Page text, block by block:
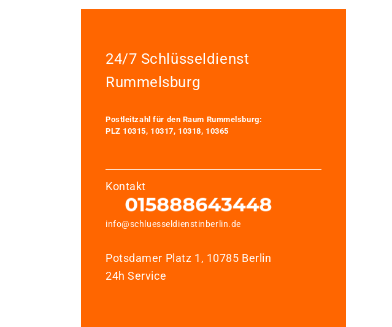
24/7 Schlüsseldienst
Rummelsburg
Postleitzahl für den Raum Rummelsburg:
PLZ 10315, 10317, 10318, 10365
Kontakt
info@schluesseldienstinberlin.de
Potsdamer Platz 1, 10785 Berlin
24h Service